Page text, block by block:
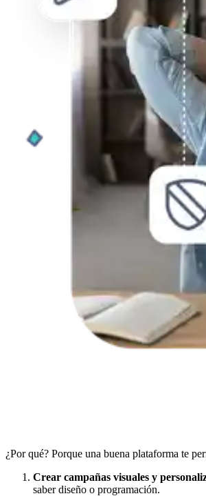
¿Por qué? Porque una buena plataforma te
Crear campañas visuales y
saber diseño o programación.